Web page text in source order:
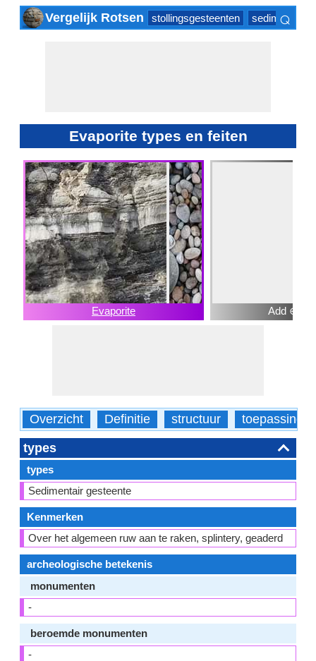
Vergelijk Rotsen stollingsgesteenten sedimentair
⌕
Evaporite types en feiten
Evaporite Add ⊕
Overzicht Definitie structuur
types
types
Sedimentair gesteente
Kenmerken
Over het algemeen ruw aan te raken, splintery, geaderd
archeologische betekenis
monumenten
-
beroemde monumenten
-